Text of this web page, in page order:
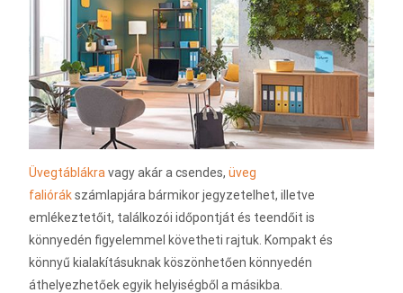
Üvegtáblákra vagy akár a csendes, üveg
faliórákszámlapjára bármikor jegyzetelhet, illetve
emlékeztetőit, találkozói időpontját és teendőit is
könnyedén figyelemmel követheti rajtuk. Kompakt és
könnyű kialakításuknak köszönhetően könnyedén
áthelyezhetőek egyik helyiségből a másikba.